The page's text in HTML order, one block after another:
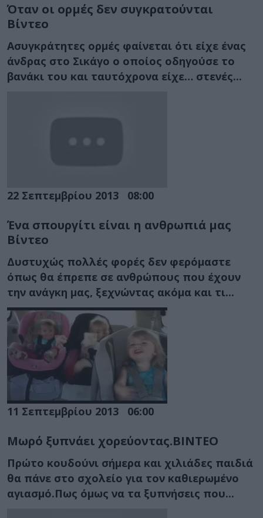
Όταν οι ορμές δεν συγκρατούνται
Βίντεο
Ασυγκράτητες ορμές φαίνεται ότι είχε ένας
άνδρας στο Σικάγο ο οποίος οδηγούσε το
βανάκι του και ταυτόχρονα είχε… στενές...
22 Σεπτεμβρίου 2013 08:00
Ένα σπουργίτι είναι η ανθρωπιά μας
Βίντεο
Δυστυχώς πολλές φορές δεν φερόμαστε
όπως θα έπρεπε σε ανθρώπους που έχουν
την ανάγκη μας, ξεχνώντας ακόμα και τι...
11 Σεπτεμβρίου 2013 06:00
Μωρό ξυπνάει χορεύοντας.ΒΙΝΤΕΟ
Πρώτο κουδούνι σήμερα και χιλιάδες παιδιά
θα πάνε στο σχολείο για τον καθιερωμένο
αγιασμό.Πως όμως να τα ξυπνήσεις που...